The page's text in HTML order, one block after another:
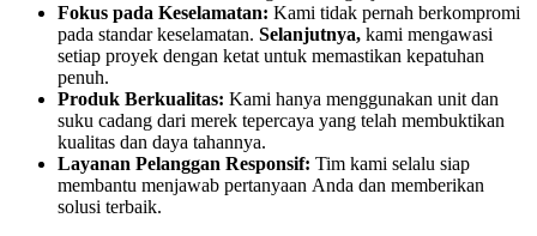
Fokus pada Keselamatan: Kami tidak pernah berkompromi
pada standar keselamatan. Selanjutnya, kami mengawasi
setiap proyek dengan ketat untuk memastikan kepatuhan
penuh.
Produk Berkualitas: Kami hanya menggunakan unit dan
suku cadang dari merek tepercaya yang telah membuktikan
kualitas dan daya tahannya.
Layanan Pelanggan Responsif: Tim kami selalu siap
membantu menjawab pertanyaan Anda dan memberikan
solusi terbaik.